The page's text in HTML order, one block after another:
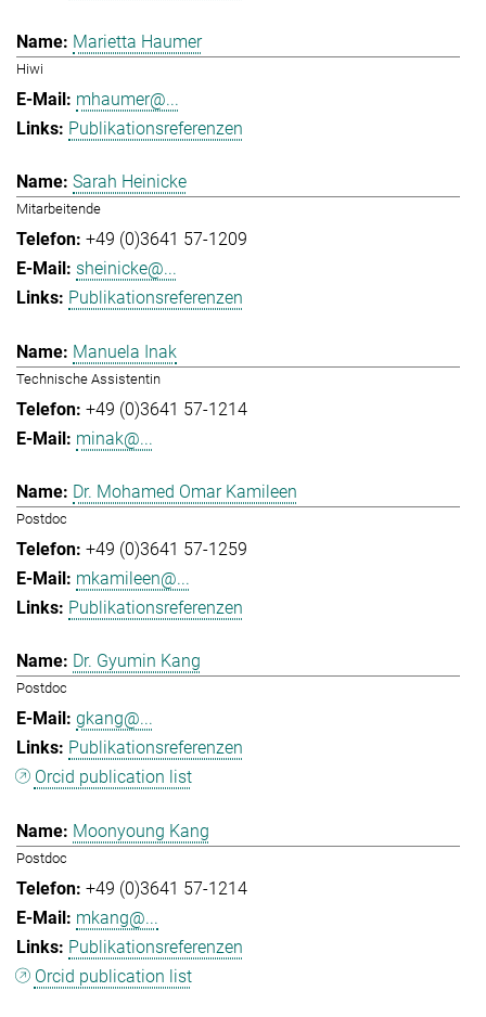
Marietta Haumer
Hiwi
mhaumer@...
Publikationsreferenzen
Sarah Heinicke
Mitarbeitende
+49 (0)3641 57-1209
sheinicke@...
Publikationsreferenzen
Manuela Inak
Technische Assistentin
+49 (0)3641 57-1214
minak@...
Dr. Mohamed Omar Kamileen
Postdoc
+49 (0)3641 57-1259
mkamileen@...
Publikationsreferenzen
Dr. Gyumin Kang
Postdoc
gkang@...
Publikationsreferenzen
Orcid publication list
Moonyoung Kang
Postdoc
+49 (0)3641 57-1214
mkang@...
Publikationsreferenzen
Orcid publication list